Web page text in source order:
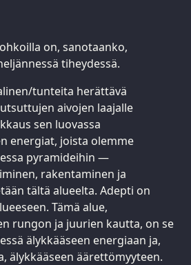
on, sanotaanko,
tiheydessä.
tunteita herättävä
aivojen laajalle
sen luovassa
energiat, joista olemme
pyramideihin —
rakentaminen ja
tältä alueelta. Adepti on
Tämä alue,
rungon ja juurien kautta, on se
älykkääseen energiaan ja,
älykkääseen äärettömyyteen.